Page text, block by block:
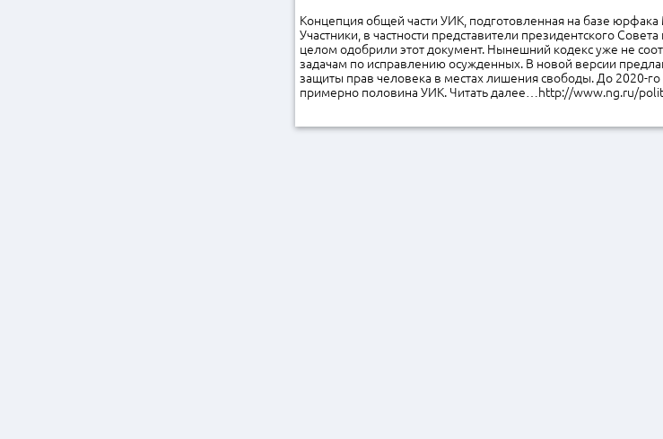
Концепция общей части УИК, подготовленная на базе
Участники, в частности представители президентского
целом одобрили этот документ. Нынешний кодекс уже не
задачам по исправлению осужденных. В новой версии
защиты прав человека в местах лишения свободы. До 2020-го
примерно половина УИК. Читать далее…http://www.ng.ru/